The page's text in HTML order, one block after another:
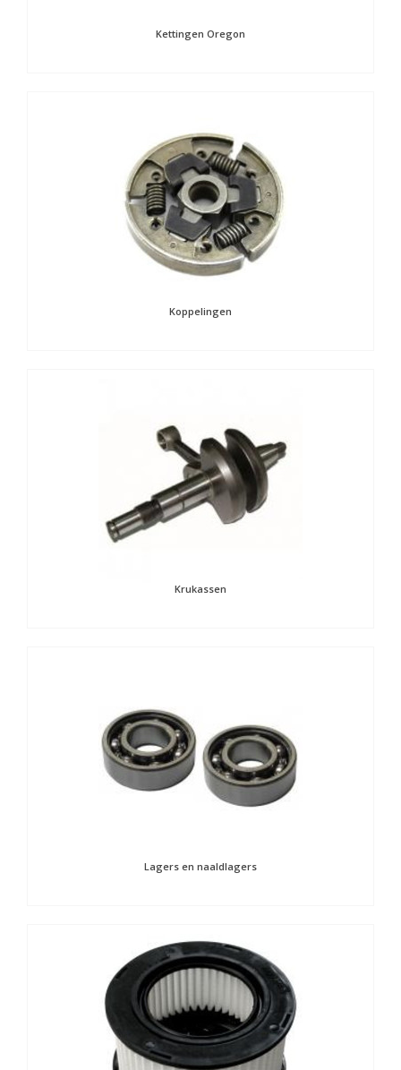
Kettingen Oregon
Koppelingen
Krukassen
Lagers en naaldlagers